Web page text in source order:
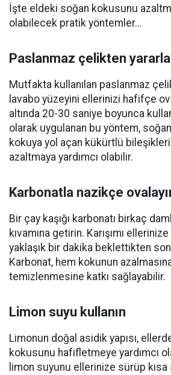
İşte eldeki soğan kokusunu
olabilecek pratik yöntemler...
Paslanmaz çelikten
Mutfakta kullanılan paslanmaz
lavabo yüzeyini ellerinizi hafifçe
altında 20-30 saniye boyunca
olarak uygulanan bu yöntem,
kokuya yol açan kükürtlü
azaltmaya yardımcı olabilir.
Karbonatla nazikçe
Bir çay kaşığı karbonatı birkaç
kıvamına getirin. Karışımı
yaklaşık bir dakika beklettikten
Karbonat, hem kokunun
temizlenmesine katkı sağlayabilir.
Limon suyu kullanın
Limonun doğal asidik yapısı,
kokusunu hafifletmeye yardımcı
limon suyunu ellerinize sürüp